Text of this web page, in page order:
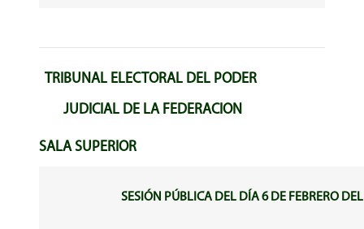
TRIBUNAL ELECTORAL DEL PODER
JUDICIAL DE LA FEDERACION
SALA SUPERIOR
SESIÓN PÚBLICA DEL DÍA 6 DE FEBRERO